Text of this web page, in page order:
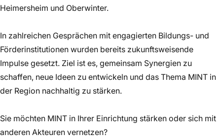
Heimersheim und Oberwinter.
In zahlreichen Gesprächen mit engagierten Bildungs- und
Förderinstitutionen wurden bereits zukunftsweisende
Impulse gesetzt. Ziel ist es, gemeinsam Synergien zu
schaffen, neue Ideen zu entwickeln und das Thema MINT in
der Region nachhaltig zu stärken.
Sie möchten MINT in Ihrer Einrichtung stärken oder sich mit
anderen Akteuren vernetzen?